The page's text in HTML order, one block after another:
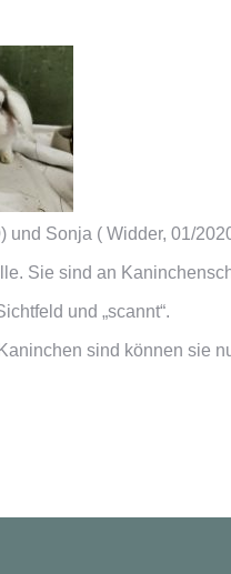
und Sonja ( Widder, 01/
Sie sind an
und „scannt“.
sind können sie